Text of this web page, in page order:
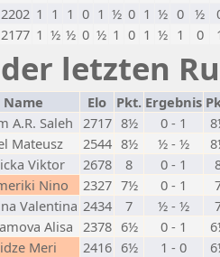
2202 1 1 1 0 1 ½ 0 1 ½ 0 ½
2177 1 ½ ½ 0 ½ 1 0 1 ½ 1 0
letzten
Name Elo Pkt. Ergebnis
A.R. Saleh 2717 8½ 0 - 1
Mateusz 2544 8½ ½ - ½
Viktor 2678 8 0 - 1
Nino 2327 7½ 0 - 1
Valentina 2434 7 ½ - ½
Alisa 2378 6½ 0 - 1
Meri 2416 6½ 1 - 0